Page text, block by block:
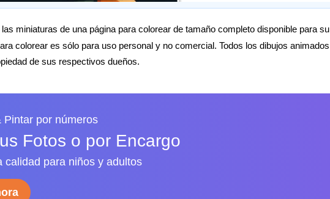
miniaturas de una página para colorear de tamaño completo disponible para
colorear es sólo para uso personal y no comercial. Todos los dibujos
de sus respectivos dueños.
Pintar por números
Fotos o por Encargo
calidad para niños y adultos